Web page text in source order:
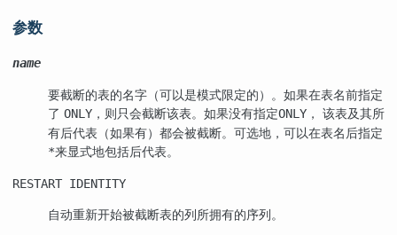
参数
name
要截断的表的名字（可以是模式限定的）。如果在表名前指定
了 ONLY ，则只会截断该表。如果没有指定ONLY ， 该表及其所
有后代表（如果有）都会被截断。可选地，可以在表名后指定
*来显式地包括后代表。
RESTART IDENTITY
自动重新开始被截断表的列所拥有的序列。